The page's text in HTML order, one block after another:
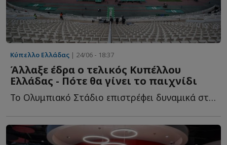
Κύπελλο Ελλάδας | 24/06 - 18:37
Άλλαξε έδρα ο τελικός Κυπέλλου
Ελλάδας - Πότε θα γίνει το παιχνίδι
Το Ολυμπιακό Στάδιο επιστρέφει δυναμικά στο προσκήνιο ω...